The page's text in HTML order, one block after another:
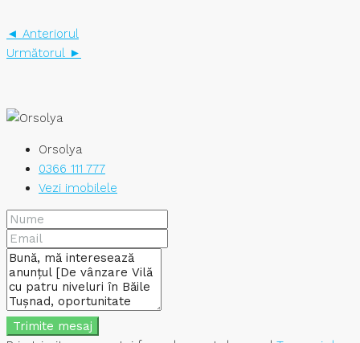
◄ Anteriorul
Următorul ►
Orsolya
0366 111 777
Vezi imobilele
Trimite mesaj